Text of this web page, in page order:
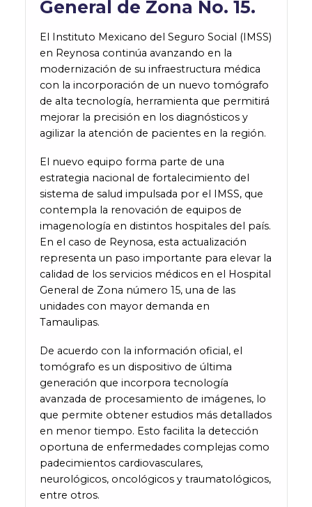
General de Zona No. 15.
El Instituto Mexicano del Seguro Social (IMSS)
en Reynosa continúa avanzando en la
modernización de su infraestructura médica
con la incorporación de un nuevo tomógrafo
de alta tecnología, herramienta que permitirá
mejorar la precisión en los diagnósticos y
agilizar la atención de pacientes en la región.
El nuevo equipo forma parte de una
estrategia nacional de fortalecimiento del
sistema de salud impulsada por el IMSS, que
contempla la renovación de equipos de
imagenología en distintos hospitales del país.
En el caso de Reynosa, esta actualización
representa un paso importante para elevar la
calidad de los servicios médicos en el Hospital
General de Zona número 15, una de las
unidades con mayor demanda en
Tamaulipas.
De acuerdo con la información oficial, el
tomógrafo es un dispositivo de última
generación que incorpora tecnología
avanzada de procesamiento de imágenes, lo
que permite obtener estudios más detallados
en menor tiempo. Esto facilita la detección
oportuna de enfermedades complejas como
padecimientos cardiovasculares,
neurológicos, oncológicos y traumatológicos,
entre otros.